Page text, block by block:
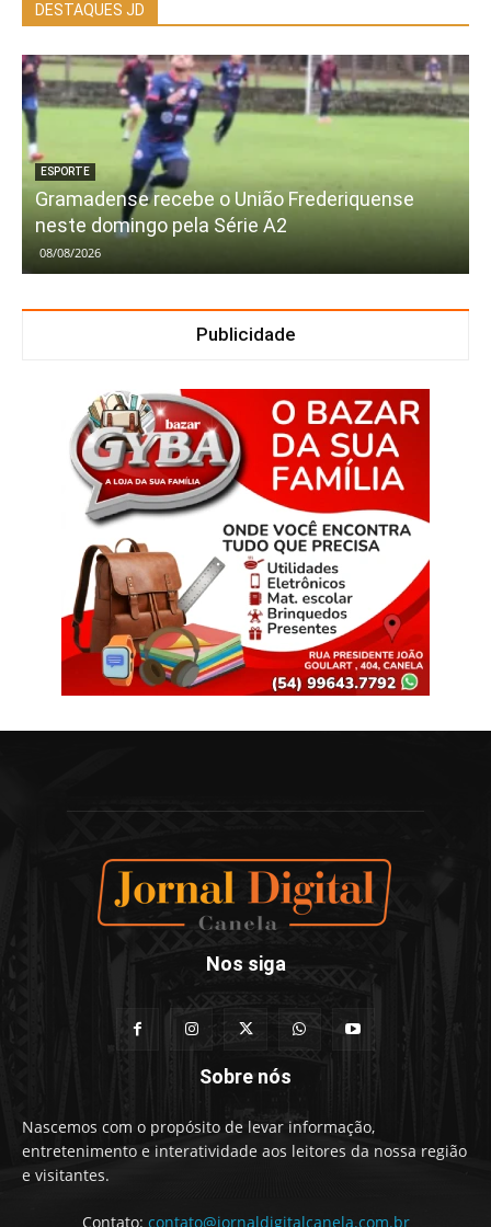
DESTAQUES JD
ESPORTE
Gramadense recebe o União Frederiquense
neste domingo pela Série A2
08/08/2026
Publicidade
Nos siga
Sobre nós
Nascemos com o propósito de levar informação,
entretenimento e interatividade aos leitores da nossa região
e visitantes.
Contato: contato@jornaldigitalcanela.com.br